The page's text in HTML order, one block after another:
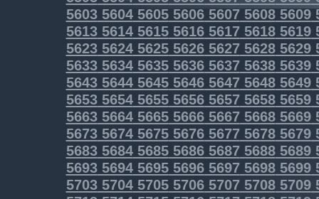
5603560456055606560756085609
5613561456155616561756185619
5623562456255626562756285629
5633563456355636563756385639
5643564456455646564756485649
5653565456555656565756585659
5663566456655666566756685669
5673567456755676567756785679
5683568456855686568756885689
5693569456955696569756985699
5703570457055706570757085709